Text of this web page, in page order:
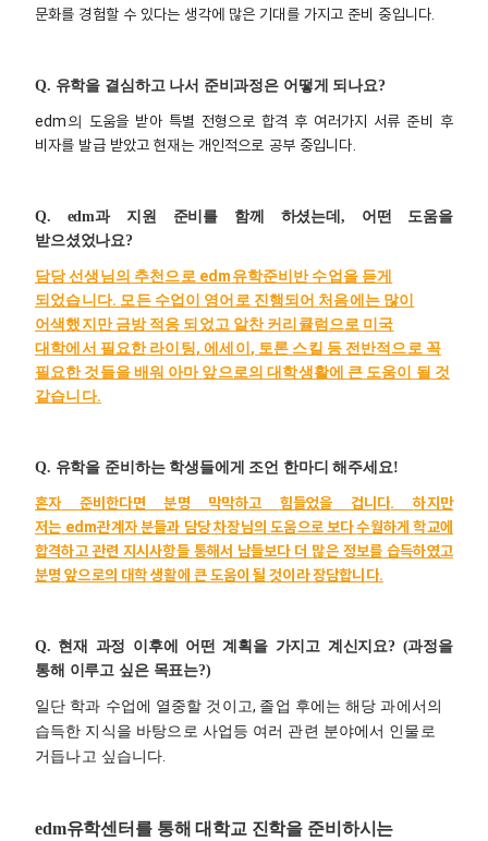
문화를 경험할 수 있다는 생각에 많은 기대를 가지고 준비 중입니다
Q. 유학을 결심하고 나서 준비과정은 어떻게 되나요?
edm 의 도움을 받아 특별 전형으로 합격 후 여러가지 서류 준비
후
비자를 발급 받았고 현재는 개인적으로 공부 중입니다
Q. edm과 지원 준비를 함께 하셨는데, 어떤 도움을
받으셨었나요?
담당선생님의 추천으로 edm 유학준비반 수업을 듣게
되었습니다. 모든 수업이 영어로 진행되어 처음에는 많이
어색했지만 금방 적응 되었고 알찬 커리큘럼으로 미국
대학에서 필요한 라이팅,에세이 , 토론 스킬 등 전반적으로 꼭
필요한 것들을 배워 아마 앞으로의 대학생활에 큰 도움이 될 것
같습니다.
Q. 유학을 준비하는 학생들에게 조언 한마디 해주세요!
혼자 준비한다면 분명 막막하고 힘들었을 겁니다.하지만
저는 edm관계자분들과 담당차장님의 도움으로보다수월하게 학교에
합격하고 관련 지시사항들 통해서 남들보다 더 많은 정보를 습득하였고
분명 앞으로의 대학 생활에 큰도움이 될 것이라장담합니다.
Q. 현재 과정 이후에 어떤 계획을 가지고 계신지요? (과정을
통해 이루고 싶은 목표는?)
일단 학과 수업에 열중할 것이고, 졸업 후에는 해당 과에서의
습득한 지식을 바탕으로 사업등 여러 관련 분야에서 인물로
거듭나고 싶습니다
edm유학센터를 통해 대학교 진학을 준비하시는